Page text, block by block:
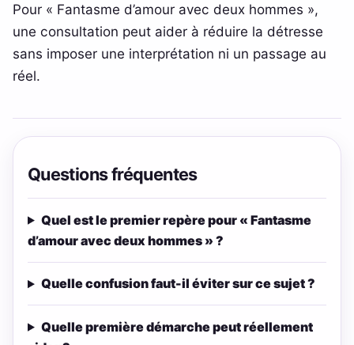
Pour « Fantasme d’amour avec deux hommes »,
une consultation peut aider à réduire la détresse
sans imposer une interprétation ni un passage au
réel.
Questions fréquentes
Quel est le premier repère pour « Fantasme
d’amour avec deux hommes » ?
Quelle confusion faut-il éviter sur ce sujet ?
Quelle première démarche peut réellement